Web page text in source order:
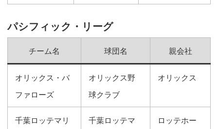
パシフィック・リーグ
チーム名 球団名 親会社
オリックス・バ
ファローズ
オリックス野
球クラブ
オリックス
千葉ロッテマリ 千葉ロッテマ ロッテホー